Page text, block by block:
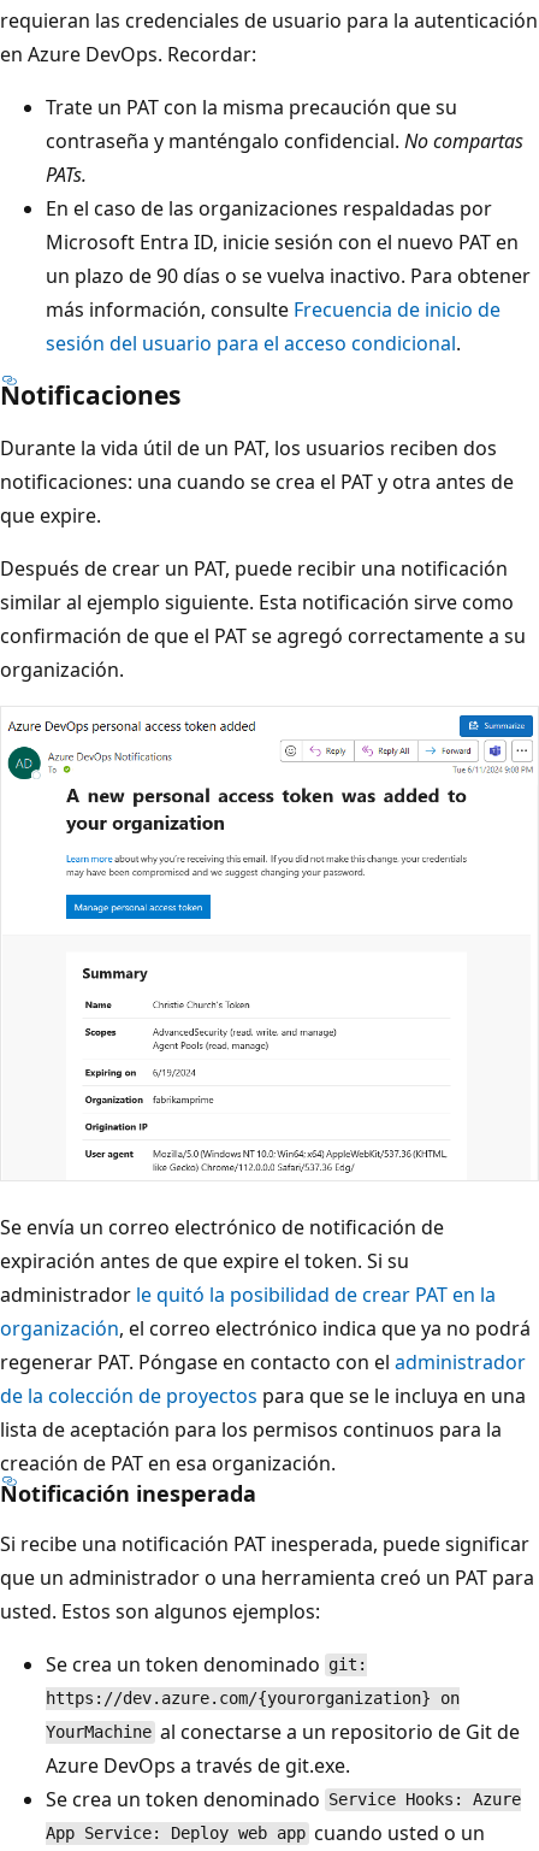
requieran las credenciales de usuario para la autenticación
en Azure DevOps. Recordar:
Trate un PAT con la misma precaución que su
contraseña y manténgalo confidencial. No compartas
PATs.
En el caso de las organizaciones respaldadas por
Microsoft Entra ID, inicie sesión con el nuevo PAT en
un plazo de 90 días o se vuelva inactivo. Para obtener
más información, consulte Frecuencia de inicio de
sesión del usuario para el acceso condicional.
Notificaciones
Durante la vida útil de un PAT, los usuarios reciben dos
notificaciones: una cuando se crea el PAT y otra antes de
que expire.
Después de crear un PAT, puede recibir una notificación
similar al ejemplo siguiente. Esta notificación sirve como
confirmación de que el PAT se agregó correctamente a su
organización.
Se envía un correo electrónico de notificación de
expiración antes de que expire el token. Si su
administrador le quitó la posibilidad de crear PAT en la
organización, el correo electrónico indica que ya no podrá
regenerar PAT. Póngase en contacto con el administrador
de la colección de proyectos para que se le incluya en una
lista de aceptación para los permisos continuos para la
creación de PAT en esa organización.
Notificación inesperada
Si recibe una notificación PAT inesperada, puede significar
que un administrador o una herramienta creó un PAT para
usted. Estos son algunos ejemplos:
Se crea un token denominado git:
https://dev.azure.com/{yourorganization} on
YourMachine al conectarse a un repositorio de Git de
Azure DevOps a través de git.exe.
Se crea un token denominado Service Hooks: Azure
App Service: Deploy web app cuando usted o un